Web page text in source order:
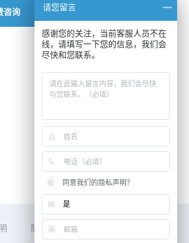
咨询
隐私声明
请您留言
感谢您的关注，当前客服人员不在
线，请填写一下您的信息，我们会
尽快和您联系。
同意我们的隐私声明？
是